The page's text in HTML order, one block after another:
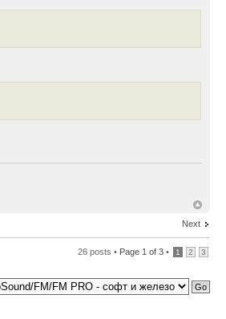
Next
26 posts • Page 1 of 3 • 1 2 3